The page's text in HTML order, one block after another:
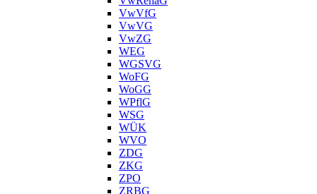
VwVfG
VwVG
VwZG
WEG
WGSVG
WoFG
WoGG
WPflG
WSG
WÜK
WVO
ZDG
ZKG
ZPO
ZRBG